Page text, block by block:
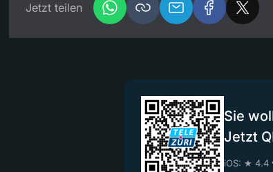
Jetzt teilen
Sie
Jetzt
iOS: ★ 4.4